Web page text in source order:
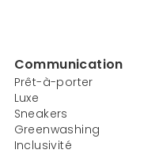
Communication
Prêt-à-porter
Luxe
Sneakers
Greenwashing
Inclusivité